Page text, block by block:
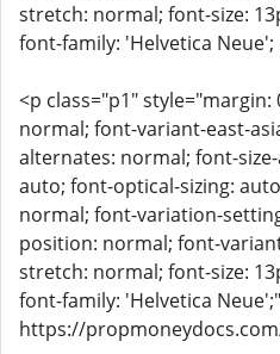
stretch: normal; font-size:
font-family: 'Helvetica
<p class="p1"
normal; font-variant-east-
alternates: normal; font-
auto; font-optical-sizing:
normal; font-variation-
position: normal; font-
stretch: normal; font-size:
font-family: 'Helvetica
https://